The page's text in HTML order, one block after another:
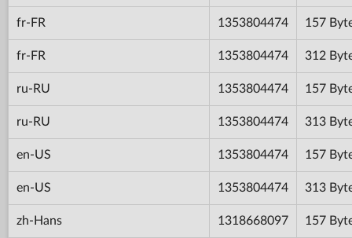
fr-FR 1353804474 157
fr-FR 1353804474 312
ru-RU 1353804474 157
ru-RU 1353804474 313
en-US 1353804474 157
en-US 1353804474 313
zh-Hans 1318668097 157